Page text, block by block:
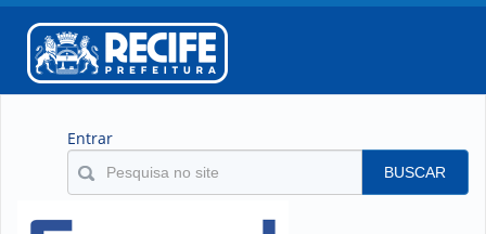
Entrar
BUSCAR